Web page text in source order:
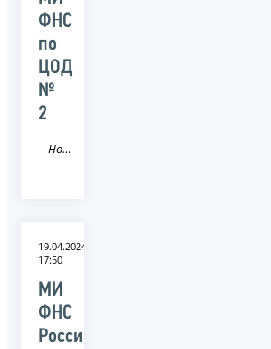
ФНС
по
ЦОД
№
2
Новость
19.04.2024
17:50
МИ
ФНС
России